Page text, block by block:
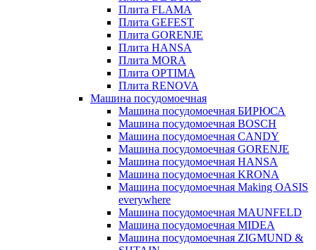
Плита FLAMA
Плита GEFEST
Плита GORENJE
Плита HANSA
Плита MORA
Плита OPTIMA
Плита RENOVA
Машина посудомоечная
Машина посудомоечная БИРЮСА
Машина посудомоечная BOSCH
Машина посудомоечная CANDY
Машина посудомоечная GORENJE
Машина посудомоечная HANSA
Машина посудомоечная KRONA
Машина посудомоечная Making OASIS
everywhere
Машина посудомоечная MAUNFELD
Машина посудомоечная MIDEA
Машина посудомоечная ZIGMUND &